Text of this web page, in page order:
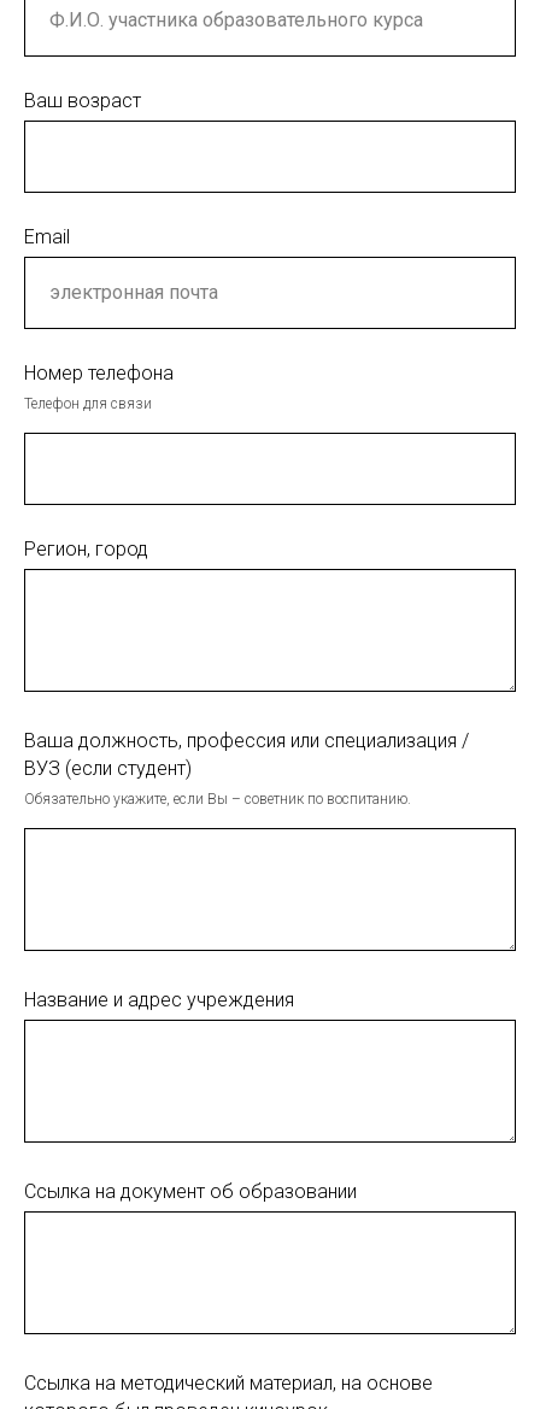
Ваш возраст
Email
Номер телефона
Телефон для связи
Регион, город
Ваша должность, профессия или специализация /
ВУЗ (если студент)
Обязательно укажите, если Вы – советник по воспитанию.
Название и адрес учреждения
Ссылка на документ об образовании
Ссылка на методический материал, на основе